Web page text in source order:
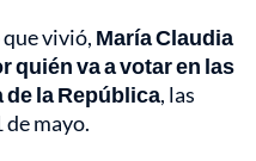
vivió, María Claudia
quién va a votar en las
la República, las
de mayo.